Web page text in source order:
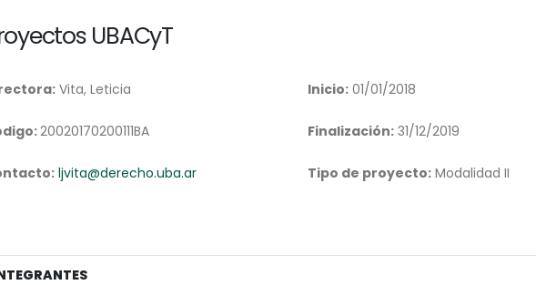
UBACyT
Vita, Leticia
20020170200111BA
ljvita@derecho.uba.ar
Inicio: 01/01/2018
Finalización: 31/12/2019
Tipo de proyecto: Modalidad II